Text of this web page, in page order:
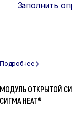
Заполнить
МОДУЛЬ ОТКРЫТОЙ
СИГМА HEAT®